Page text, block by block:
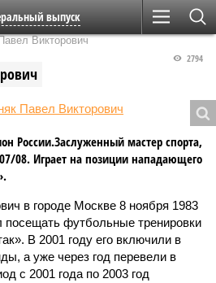
выпуск
Викторович
2794
России.Заслуженный мастер спорта,
08. Играет на позиции нападающего
в городе Москве 8 ноября 1983
посещать футбольные тренировки
В 2001 году его включили в
а уже через год перевели в
с 2001 года по 2003 год